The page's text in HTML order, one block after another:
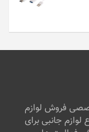
فروش لوازم
ارائه انواع لوازم جانبی برای